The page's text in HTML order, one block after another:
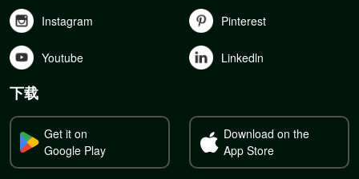
Instagram Pinterest
Youtube Linkedln
下载
Get it on
Google Play
Download on the
App Store